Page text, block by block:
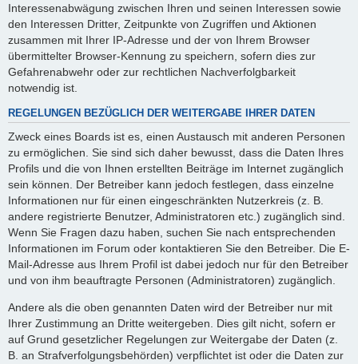
Interessenabwägung zwischen Ihren und seinen Interessen sowie
den Interessen Dritter, Zeitpunkte von Zugriffen und Aktionen
zusammen mit Ihrer IP-Adresse und der von Ihrem Browser
übermittelter Browser-Kennung zu speichern, sofern dies zur
Gefahrenabwehr oder zur rechtlichen Nachverfolgbarkeit
notwendig ist.
REGELUNGEN BEZÜGLICH DER WEITERGABE IHRER DATEN
Zweck eines Boards ist es, einen Austausch mit anderen Personen
zu ermöglichen. Sie sind sich daher bewusst, dass die Daten Ihres
Profils und die von Ihnen erstellten Beiträge im Internet zugänglich
sein können. Der Betreiber kann jedoch festlegen, dass einzelne
Informationen nur für einen eingeschränkten Nutzerkreis (z. B.
andere registrierte Benutzer, Administratoren etc.) zugänglich sind.
Wenn Sie Fragen dazu haben, suchen Sie nach entsprechenden
Informationen im Forum oder kontaktieren Sie den Betreiber. Die E-
Mail-Adresse aus Ihrem Profil ist dabei jedoch nur für den Betreiber
und von ihm beauftragte Personen (Administratoren) zugänglich.
Andere als die oben genannten Daten wird der Betreiber nur mit
Ihrer Zustimmung an Dritte weitergeben. Dies gilt nicht, sofern er
auf Grund gesetzlicher Regelungen zur Weitergabe der Daten (z.
B. an Strafverfolgungsbehörden) verpflichtet ist oder die Daten zur